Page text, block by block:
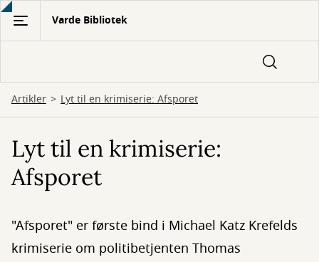
Gå
hovedindhold
Varde Bibliotek
Artikler Lyt til en krimiserie: Afsporet
Lyt til en krimiserie:
Afsporet
"Afsporet" er første bind i Michael Katz Krefelds
krimiserie om politibetjenten Thomas